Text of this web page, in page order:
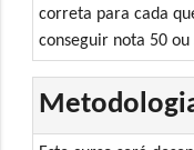
correta para cada
conseguir nota 50 ou